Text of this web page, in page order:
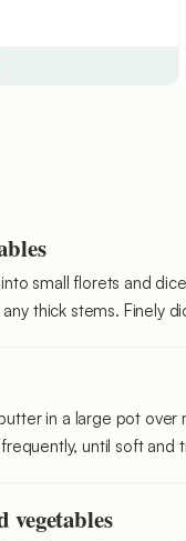
small florets and
thick stems. Finely
in a large pot
until soft and